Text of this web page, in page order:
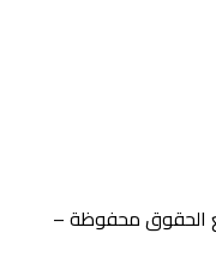
الحقوق محفوظة –